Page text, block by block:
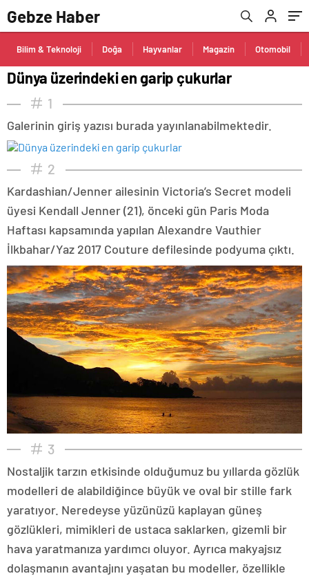
Gebze Haber
Bilim & Teknoloji Doğa Hayvanlar Magazin Otomobil
Dünya üzerindeki en garip çukurlar
1
Galerinin giriş yazısı burada yayınlanabilmektedir.
2
Kardashian/Jenner ailesinin Victoria’s Secret modeli
üyesi Kendall Jenner (21), önceki gün Paris Moda
Haftası kapsamında yapılan Alexandre Vauthier
İlkbahar/Yaz 2017 Couture defilesinde podyuma çıktı.
3
Nostaljik tarzın etkisinde olduğumuz bu yıllarda gözlük
modelleri de alabildiğince büyük ve oval bir stille fark
yaratıyor. Neredeyse yüzünüzü kaplayan güneş
gözlükleri, mimikleri de ustaca saklarken, gizemli bir
hava yaratmanıza yardımcı oluyor. Ayrıca makyajsız
dolaşmanın avantajını yaşatan bu modeller, özellikle